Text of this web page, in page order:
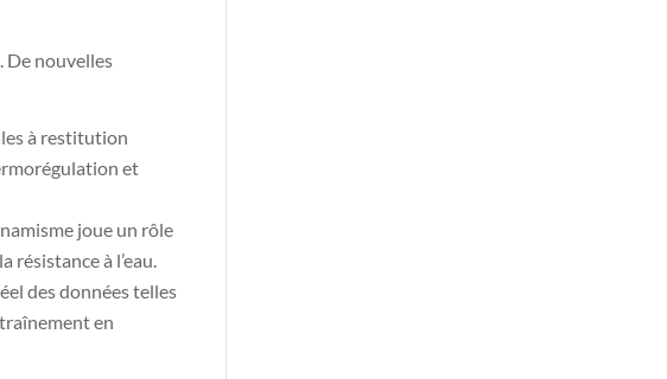
De nouvelles
à restitution
et
joue un rôle
à l’eau.
des données telles
en